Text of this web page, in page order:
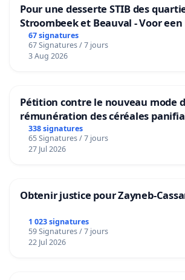
Pour une desserte STIB des
Stroombeek et Beauval - Voor een
bediening van de wijken
Voor
67 signatures
67 Signatures / 7 jours
3 Aug 2026
Pétition contre le nouveau mode
rémunération des céréales
granum basé sur la teneur en
338 signatures
65 Signatures / 7 jours
27 Jul 2026
Obtenir justice pour Zayneb-
1 023 signatures
59 Signatures / 7 jours
22 Jul 2026